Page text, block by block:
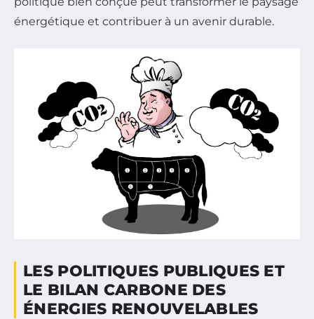
énergétique et contribuer à un avenir durable.
LES POLITIQUES PUBLIQUES ET
LE BILAN CARBONE DES
ÉNERGIES RENOUVELABLES